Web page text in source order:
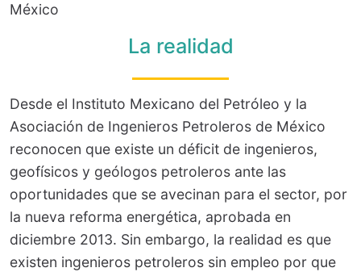
México
La realidad
Desde el Instituto Mexicano del Petróleo y la
Asociación de Ingenieros Petroleros de México
reconocen que existe un déficit de ingenieros,
geofísicos y geólogos petroleros ante las
oportunidades que se avecinan para el sector, por
la nueva reforma energética, aprobada en
diciembre 2013. Sin embargo, la realidad es que
existen ingenieros petroleros sin empleo por que